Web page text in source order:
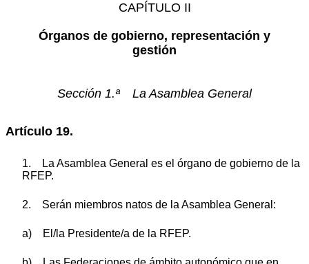
CAPÍTULO II
Órganos de gobierno, representación y
gestión
Sección 1.ª La Asamblea General
Artículo 19.
1. La Asamblea General es el órgano de gobierno de la
RFEP.
2. Serán miembros natos de la Asamblea General:
a) El/la Presidente/a de la RFEP.